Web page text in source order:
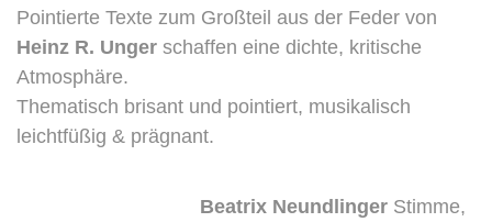
Pointierte Texte zum Großteil aus der Feder von
Heinz R. Unger schaffen eine dichte, kritische
Atmosphäre.
Thematisch brisant und pointiert, musikalisch
leichtfüßig & prägnant.
Beatrix Neundlinger Stimme,